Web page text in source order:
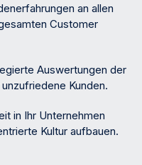
an allen
Customer
Auswertungen der
Kunden.
in Ihr Unternehmen
Kultur aufbauen.